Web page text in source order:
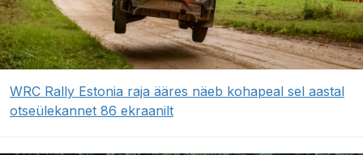
WRC Rally Estonia raja ääres näeb kohapeal sel aastal
otseülekannet 86 ekraanilt